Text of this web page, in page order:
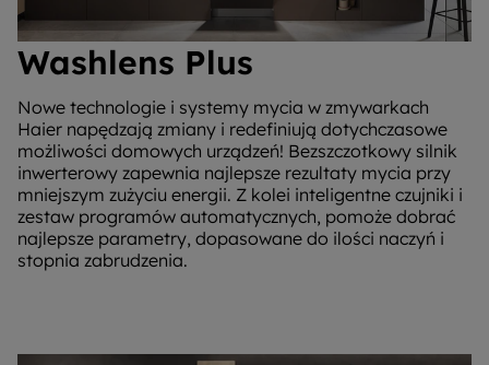
Washlens Plus
Nowe technologie i systemy mycia w zmywarkach
Haier napędzają zmiany i redefiniują dotychczasowe
możliwości domowych urządzeń! Bezszczotkowy silnik
inwerterowy zapewnia najlepsze rezultaty mycia przy
mniejszym zużyciu energii. Z kolei inteligentne czujniki i
zestaw programów automatycznych, pomoże dobrać
najlepsze parametry, dopasowane do ilości naczyń i
stopnia zabrudzenia.